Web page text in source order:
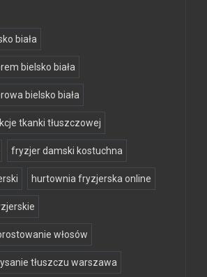
biała
bielsko biała
bielsko biała
tkanki tłuszczowej
fryzjer damski kostuchna
hurtownia fryzjerska online
włosów
tłuszczu warszawa